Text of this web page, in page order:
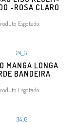
-ROSA CLARO
Esgotado
MANGA LONGA
BANDEIRA
Esgotado